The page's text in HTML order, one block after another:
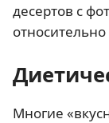
десертов с
Многие